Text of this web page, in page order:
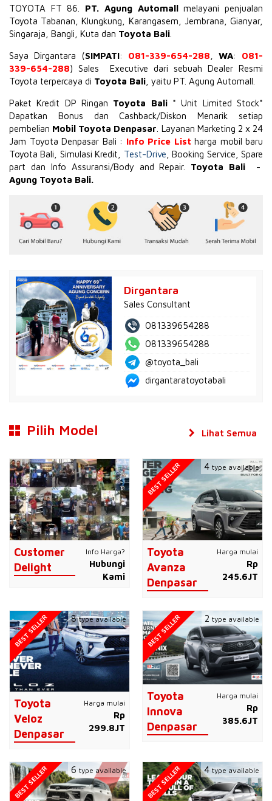
TOYOTA FT 86 PT. Agung Automallmelayani penjualan
Toyota Tabanan, Klungkung, Karangasem, Jembrana, Gianyar,
Singaraja, Bangli, Kuta dan Toyota Bali
Saya Dirgantara (SIMPATI: 081-339-654-288 WA: 081-
339-654-288) Sales Executive dari sebuah Dealer Resmi
Toyota terpercaya di Toyota Bali , yaitu PT. Agung Automall.
Paket Kredit DP Ringan Toyota Bali * Unit Limited Stock*
Dapatkan Bonus dan Cashback/Diskon Menarik setiap
pembelian Mobil Toyota Denpasar . Layanan Marketing 2 x 24
Jam Toyota Denpasar Bali : Info Price List harga mobil baru
Toyota Bali, Simulasi Kredit, Test-Drive , Booking Service, Spare
part dan Info Assuransi/Body and Repair. Toyota Bali -
Agung Toyota Bali.
Dirgantara
Sales Consultant
081339654288
081339654288
@toyota_bali
dirgantaratoyotabali
Pilih Model
Customer
Delight
Info Harga?
Hubungi
Kami
Toyota
Avanza
Denpasar
Harga mulai
Rp
245.6JT
BEST SELLER 4 type available
Toyota
Veloz
Denpasar
Harga mulai
Rp
299.8JT
BEST SELLER 8type available
Toyota
Innova
Denpasar
Harga mulai
Rp
385.6JT
BEST SELLER 2 type available
BEST SELLER 6 type available BEST SELLER 4type available
Lihat Semua